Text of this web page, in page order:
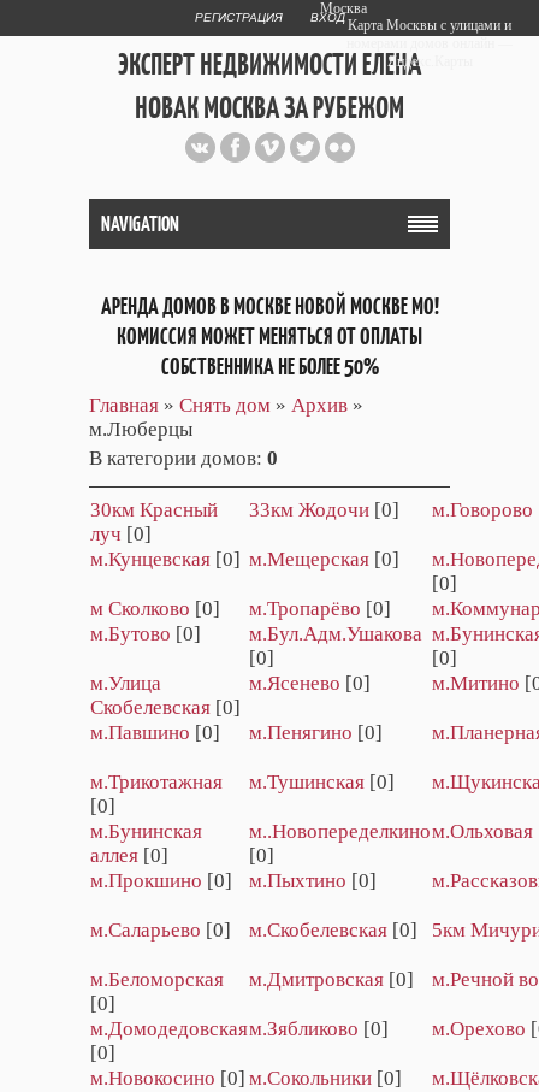
РЕГИСТРАЦИЯ ВХОД
ЭКСПЕРТ НЕДВИЖИМОСТИ ЕЛЕНА
НОВАК МОСКВА ЗА РУБЕЖОМ
Публичный сайт эксперта автора
web дизайнера+7 903 708 1884
NAVIGATION
АРЕНДА ДОМОВ В МОСКВЕ НОВОЙ МОСКВЕ МО!
КОМИССИЯ МОЖЕТ МЕНЯТЬСЯ ОТ ОПЛАТЫ
СОБСТВЕННИКА НЕ БОЛЕЕ 50%
Главная » Снять дом » Архив »
м.Люберцы
В категории домов: 0
30км Красный
луч [0]
33км Жодочи [0] м.Говорово
м.Кунцевская [0] м.Мещерская [0]
[0]
м Сколково [0] м.Тропарёво [0]
м.Бутово [0]
м.Бул.Адм.Ушакова
[0]
[0]
м.Улица
Скобелевская [0]
м.Ясенево [0] м.Митино
м.Павшино [0] м.Пенягино [0]
м.Трикотажная
[0]
м.Тушинская [0]
м.Бунинская
аллея [0]
м..Новопеределкино
[0]
м.Ольховая
м.Прокшино [0] м.Пыхтино [0]
м.Саларьево [0] м.Скобелевская [0] 5км
м.Беломорская
[0]
м.Дмитровская [0] м.Речной
м.Домодедовская
[0]
м.Зябликово [0] м.Орехово
м.Новокосино [0] м.Сокольники [0]
Москва
Карта Москвы с улицами и
Яндекс.Карты